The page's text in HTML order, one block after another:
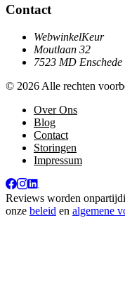
Contact
WebwinkelKeur
Moutlaan 32
7523 MD Enschede
© 2026 Alle rechten
Over Ons
Blog
Contact
Storingen
Impressum
Reviews worden
onze beleid en algemene